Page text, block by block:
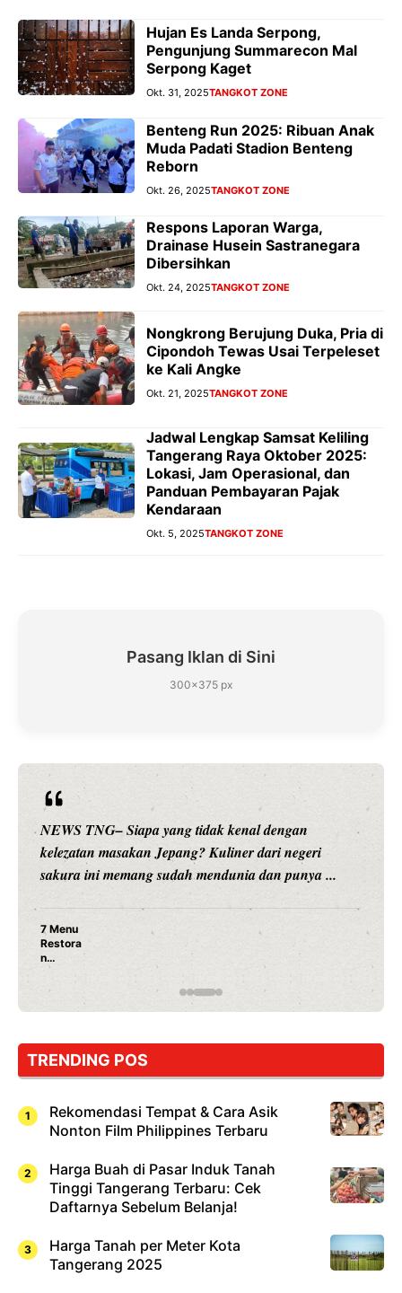
Hujan Es Landa Serpong,
Pengunjung Summarecon Mal
Serpong Kaget
Okt. 31, 2025TANGKOT ZONE
Benteng Run 2025: Ribuan Anak
Muda Padati Stadion Benteng
Reborn
Okt. 26, 2025TANGKOT ZONE
Respons Laporan Warga,
Drainase Husein Sastranegara
Dibersihkan
Okt. 24, 2025TANGKOT ZONE
Nongkrong Berujung Duka, Pria di
Cipondoh Tewas Usai Terpeleset
ke Kali Angke
Okt. 21, 2025TANGKOT ZONE
Jadwal Lengkap Samsat Keliling
Tangerang Raya Oktober 2025:
Lokasi, Jam Operasional, dan
Panduan Pembayaran Pajak
Kendaraan
Okt. 5, 2025TANGKOT ZONE
Pasang Iklan di Sini
300×375 px
NEWS TNG– Siapa sangka, dua nama besar di
hiburan, Nunung Srimulat dan Vicky Prasetyo, kini
merambah dunia kuliner dengan ...
Nunung Srimulat & Vicky Prasetyo Buka Restoran
Rahasia Mami Bikin Nagih!
TRENDING POS
Rekomendasi Tempat & Cara Asik
Nonton Film Philippines Terbaru
Harga Buah di Pasar Induk Tanah
Tinggi Tangerang Terbaru: Cek
Daftarnya Sebelum Belanja!
Harga Tanah per Meter Kota
Tangerang 2025